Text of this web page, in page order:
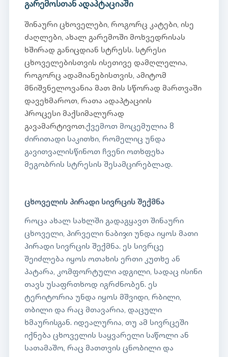
გარემოსთან ადაპტაციაში
შინაური ცხოველები, როგორც კატები, ისე
ძაღლები, ახალ გარემოში მოხვედრისას
ხშირად განიცდიან სტრესს. სტრესი
ცხოველებისთვის ისეთივე დამღლელია,
როგორც ადამიანებისთვის, ამიტომ
მნიშვნელოვანია მათ მის სწორად მართვაში
დავეხმაროთ, რათა ადაპტაციის
პროცესი მაქსიმალურად
გავამარტივოთ.ქვემოთ მოცემულია 8
ძირითადი საკითხი, რომელიც უნდა
გავითვალისწინოთ ჩვენი ოთხფეხა
მეგობრის სტრესის შესამცირებლად.
ცხოველის პირადი სივრცის შექმნა
როცა ახალ სახლში გადაგყავთ შინაური
ცხოველი, პირველი ნაბიჯი უნდა იყოს მათი
პირადი სივრცის შექმნა. ეს სივრცე
შეიძლება იყოს ოთახის ერთი კუთხე ან
პატარა, კომფორტული ადგილი, სადაც ისინი
თავს უსაფრთხოდ იგრძნობენ. ეს
ტერიტორია უნდა იყოს მშვიდი, რბილი,
თბილი და რაც მთავარია, დაცული
ხმაურისგან. იდეალურია, თუ ამ სივრცეში
იქნება ცხოველის საყვარელი საწოლი ან
სათამაშო, რაც მათთვის ცნობილი და